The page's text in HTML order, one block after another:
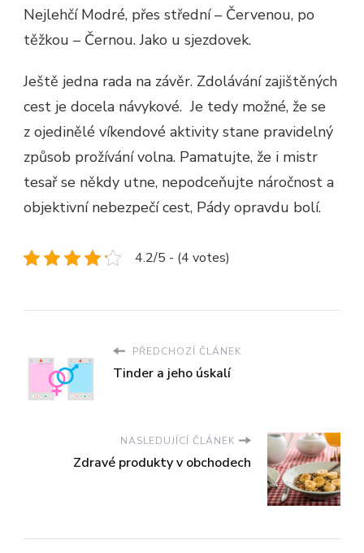
Nejlehčí Modré, přes střední – Červenou, po
těžkou – Černou. Jako u sjezdovek.
Ještě jedna rada na závěr. Zdolávání zajištěných
cest je docela návykové. Je tedy možné, že se
z ojedinělé víkendové aktivity stane pravidelný
způsob prožívání volna. Pamatujte, že i mistr
tesař se někdy utne, nepodceňujte náročnost a
objektivní nebezpečí cest, Pády opravdu bolí.
4.2/5 - (4 votes)
PŘEDCHOZÍ ČLÁNEK
Tinder a jeho úskalí
NASLEDUJÍCÍ ČLÁNEK
Zdravé produkty v obchodech